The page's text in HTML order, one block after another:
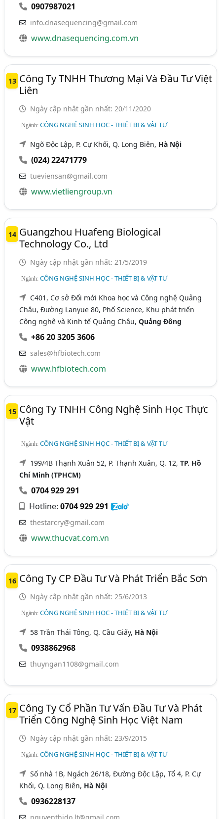
0907987021
info.dnasequencing@gmail.com
www.dnasequencing.com.vn
13 Công Ty TNHH Thương Mại Và Đầu Tư Việt
Liên
Ngày cập nhật gần nhất: 20/11/2020
Ngành:CÔNG NGHỆ SINH HỌC - THIẾT BỊ & VẬT TƯ
Ngõ Độc Lập, P. Cự Khối, Q. Long Biên, Hà Nội
(024) 22471779
tueviensan@gmail.com
www.vietliengroup.vn
14 Guangzhou Huafeng Biological
Technology Co., Ltd
Ngày cập nhật gần nhất: 21/5/2019
Ngành:CÔNG NGHỆ SINH HỌC - THIẾT BỊ & VẬT TƯ
C401, Cơ sở Đổi mới Khoa học và Công nghệ Quảng
Châu, Đường Lanyue 80, Phố Science, Khu phát triển
Công nghệ và Kinh tế Quảng Châu,Quảng Đông
+86 20 3205 3606
sales@hfbiotech.com
www.hfbiotech.com
15 Công Ty TNHH Công Nghệ Sinh Học Thực
Vật
Ngành:CÔNG NGHỆ SINH HỌC - THIẾT BỊ & VẬT TƯ
199/4B Thạnh Xuân 52, P. Thạnh Xuân, Q. 12,TP. Hồ
Chí Minh (TPHCM)
0704 929 291
Hotline:0704 929 291
thestarcry@gmail.com
www.thucvat.com.vn
16 Công Ty CP Đầu Tư Và Phát Triển Bắc Sơn
Ngày cập nhật gần nhất: 25/6/2013
Ngành:CÔNG NGHỆ SINH HỌC - THIẾT BỊ & VẬT TƯ
58 Trần Thái Tông, Q. Cầu Giấy, Hà Nội
0938862968
thuyngan1108@gmail.com
17 Công Ty Cổ Phần Tư Vấn Đầu Tư Và Phát
Triển Công Nghệ Sinh Học Việt Nam
Ngày cập nhật gần nhất: 23/9/2015
Ngành:CÔNG NGHỆ SINH HỌC - THIẾT BỊ & VẬT TƯ
Số nhà 1B, Ngách 26/18, Đường Độc Lập, Tổ 4, P. Cự
Khối, Q. Long Biên, Hà Nội
0936228137
nguyenthido.lt@gmail.com